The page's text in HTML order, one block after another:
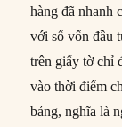
hàng đã nhanh
với số vốn đầu
trên giấy tờ chỉ
vào thời điểm
bảng, nghĩa là